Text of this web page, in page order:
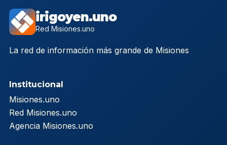
irigoyen.uno
Red Misiones.uno
La red de información más grande de Misiones
Institucional
Misiones.uno
Red Misiones.uno
Agencia Misiones.uno